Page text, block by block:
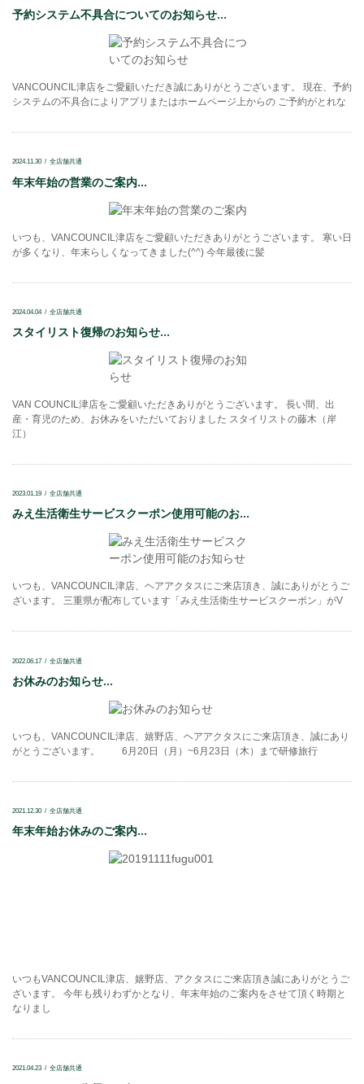
予約システム不具合についてのお知らせ...
VANCOUNCIL津店をご愛顧いただき誠にありがとうございます。 現在、予約
システムの不具合によりアプリまたはホームページ上からの ご予約がとれな
2024.11.30 全店舗共通
年末年始の営業のご案内...
いつも、VANCOUNCIL津店をご愛顧いただきありがとうございます。 寒い日
が多くなり、年末らしくなってきました(^^) 今年最後に髪
2024.04.04 全店舗共通
スタイリスト復帰のお知らせ...
VAN COUNCIL津店をご愛顧いただきありがとうございます。 長い間、出
産・育児のため、お休みをいただいておりました スタイリストの藤木（岸
江）
2023.01.19 全店舗共通
みえ生活衛生サービスクーポン使用可能のお...
いつも、VANCOUNCIL津店、ヘアアクタスにご来店頂き、誠にありがとうご
ざいます。 三重県が配布しています「みえ生活衛生サービスクーポン」がV
2022.06.17 全店舗共通
お休みのお知らせ...
いつも、VANCOUNCIL津店、嬉野店、ヘアアクタスにご来店頂き、誠にあり
がとうございます。 6月20日（月）~6月23日（木）まで研修旅行
2021.12.30 全店舗共通
年末年始お休みのご案内...
いつもVANCOUNCIL津店、嬉野店、アクタスにご来店頂き誠にありがとうご
ざいます。 今年も残りわずかとなり、年末年始のご案内をさせて頂く時期と
なりまし
2021.04.23 全店舗共通